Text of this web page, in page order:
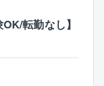
の土地買付プラ
。
転勤なし】